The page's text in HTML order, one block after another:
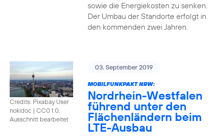
sowie die Energiekosten zu senken.
Der Umbau der Standorte erfolgt in
den kommenden zwei Jahren.
Credits: Pixabay User
nokidoc | CC0 1.0,
Ausschnitt bearbeitet
03. September 2019
MOBILFUNKPAKT NRW:
Nordrhein-Westfalen
führend unter den
Flächenländern beim
LTE-Ausbau